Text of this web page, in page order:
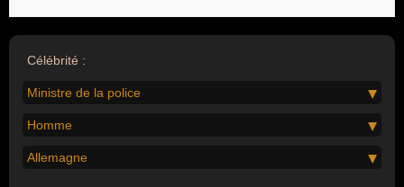
Célébrité :
Ministre de la police
Homme
Allemagne